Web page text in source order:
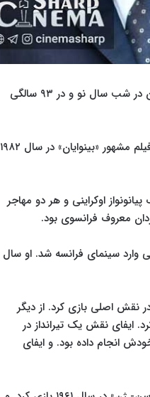
به نقل از خبرگزاری فرانسه، بازیگر، کارگردان و فیلمساز سرشناس فرانسوی روبر حسین در شب سال نو و در ۹۳ سالگی
روبر حسین که شخصیتی تأثیرگذار در تئاتر و سینمای فرانسه از دهه ۱۹۶۰ بود سازنده فیلم مشهور «بینوایان» در سال ۱۹۸۲
یک پیانونواز اوکراینی و هر دو مهاجر
معروف فرانسوی بود.
و سال ١٩٤٨ با ایفای نقش‌های جانبی وارد سینمای فرانسه شد. او سال
نقش اصلی بازی کرد. از دیگر
ایفای نقش یک تیرانداز در
انجام داده بود. و ایفای